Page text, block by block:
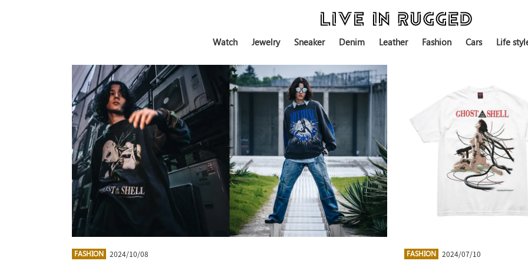
Watch Jewelry Sneaker Denim Leather Fashion Cars Life
FASHION 2024/10/08 FASHION 2024/07/10